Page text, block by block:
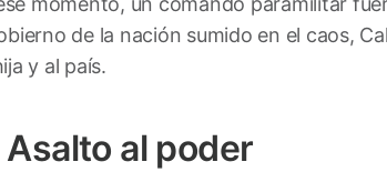
de la nación sumido en el caos,
y al país.
al poder